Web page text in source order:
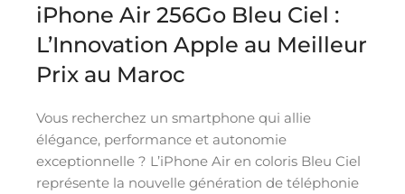
iPhone Air 256Go Bleu Ciel :
L’Innovation Apple au Meilleur
Prix au Maroc
Vous recherchez un smartphone qui allie
élégance, performance et autonomie
exceptionnelle ? L’iPhone Air en coloris Bleu Ciel
représente la nouvelle génération de téléphonie